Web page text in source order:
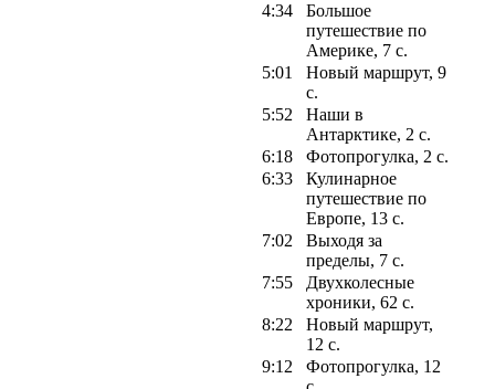
4:34
Большое
путешествие по
Америке, 7 с.
5:01
Новый маршрут, 9
с.
5:52
Наши в
Антарктике, 2 с.
6:18
Фотопрогулка, 2 с.
6:33
Кулинарное
путешествие по
Европе, 13 с.
7:02
Выходя за
пределы, 7 с.
7:55
Двухколесные
хроники, 62 с.
8:22
Новый маршрут,
12 с.
9:12
Фотопрогулка, 12